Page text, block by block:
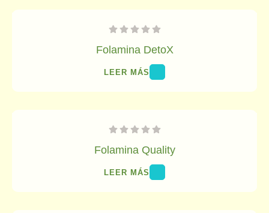
Folamina DetoX
LEER MÁS
Folamina Quality
LEER MÁS